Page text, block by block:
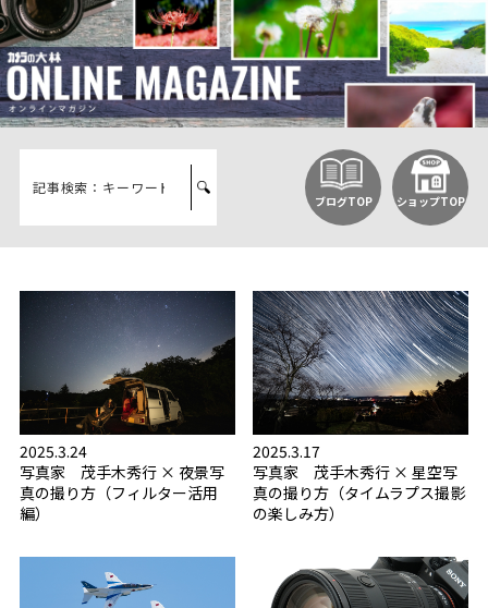
ブログTOP ショップTOP
2025.3.24
写真家 茂手木秀行 × 夜景写
真の撮り方（フィルター活用
編）
2025.3.17
写真家 茂手木秀行 × 星空写
真の撮り方（タイムラプス撮影
の楽しみ方）